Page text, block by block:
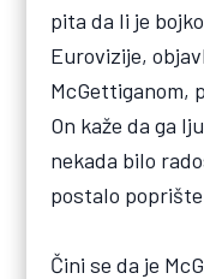
pita da li je
Eurovizije,
McGettiganom,
On kaže da ga
nekada bilo
postalo
Čini se da je